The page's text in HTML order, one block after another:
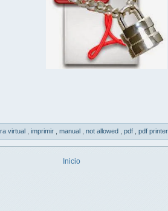
virtual imprimir manual not allowed pdf pdf printer
Inicio